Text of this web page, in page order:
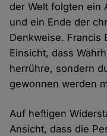
der Welt folgten ein
und ein Ende der
Denkweise. Francis
Einsicht, dass
herrühre, sondern
gewonnen werden
Auf heftigen
Ansicht, dass die